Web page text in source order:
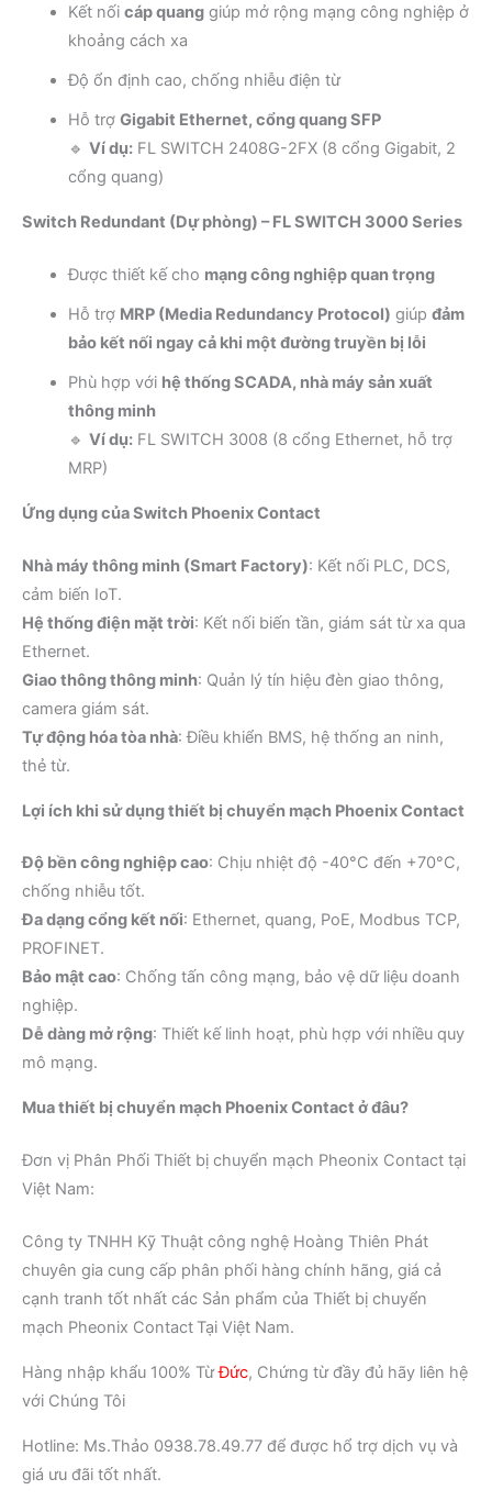
Kết nối cáp quang giúp mở rộng mạng công nghiệp ở
khoảng cách xa
Độ ổn định cao, chống nhiễu điện từ
Hỗ trợ Gigabit Ethernet, cổng quang SFP
🔹 Ví dụ: FL SWITCH 2408G-2FX (8 cổng Gigabit, 2
cổng quang)
Switch Redundant (Dự phòng) – FL SWITCH 3000 Series
Được thiết kế cho mạng công nghiệp quan trọng
Hỗ trợ MRP (Media Redundancy Protocol) giúp đảm
bảo kết nối ngay cả khi một đường truyền bị lỗi
Phù hợp với hệ thống SCADA, nhà máy sản xuất
thông minh
🔹 Ví dụ: FL SWITCH 3008 (8 cổng Ethernet, hỗ trợ
MRP)
Ứng dụng của Switch Phoenix Contact
Nhà máy thông minh (Smart Factory): Kết nối PLC, DCS,
cảm biến IoT.
Hệ thống điện mặt trời: Kết nối biến tần, giám sát từ xa qua
Ethernet.
Giao thông thông minh: Quản lý tín hiệu đèn giao thông,
camera giám sát.
Tự động hóa tòa nhà: Điều khiển BMS, hệ thống an ninh,
thẻ từ.
Lợi ích khi sử dụng thiết bị chuyển mạch Phoenix Contact
Độ bền công nghiệp cao: Chịu nhiệt độ -40°C đến +70°C,
chống nhiễu tốt.
Đa dạng cổng kết nối: Ethernet, quang, PoE, Modbus TCP,
PROFINET.
Bảo mật cao: Chống tấn công mạng, bảo vệ dữ liệu doanh
nghiệp.
Dễ dàng mở rộng: Thiết kế linh hoạt, phù hợp với nhiều quy
mô mạng.
Mua thiết bị chuyển mạch Phoenix Contact ở đâu?
Đơn vị Phân Phối Thiết bị chuyển mạch Pheonix Contact tại
Việt Nam:
Công ty TNHH Kỹ Thuật công nghệ Hoàng Thiên Phát
chuyên gia cung cấp phân phối hàng chính hãng, giá cả
cạnh tranh tốt nhất các Sản phẩm của Thiết bị chuyển
mạch Pheonix Contact Tại Việt Nam.
Hàng nhập khẩu 100% TừĐức, Chứng từ đầy đủ hãy liên hệ
với Chúng Tôi
Hotline: Ms.Thảo 0938.78.49.77 để được hổ trợ dịch vụ và
giá ưu đãi tốt nhất.